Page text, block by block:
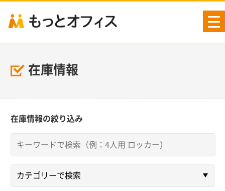
在庫情報
在庫情報の絞り込み